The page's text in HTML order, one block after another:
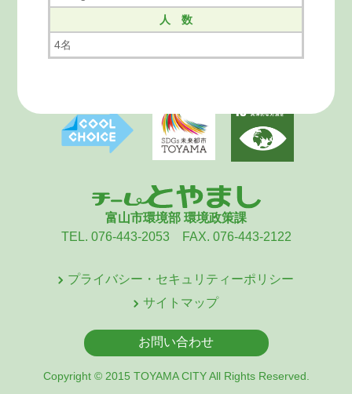
人 数
4名
富山市環境部 環境政策課
TEL. 076-443-2053 FAX. 076-443-2122
プライバシー・セキュリティーポリシー
サイトマップ
お問い合わせ
Copyright © 2015 TOYAMA CITY All Rights Reserved.